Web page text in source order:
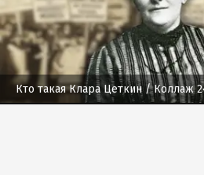
Кто такая Клара Цеткин/ Коллаж